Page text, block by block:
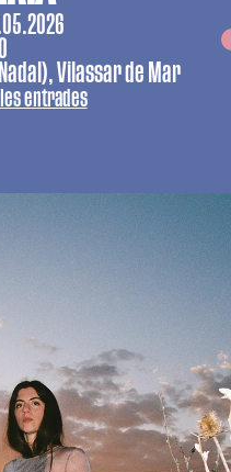
Vilassar de Mar
les entrades